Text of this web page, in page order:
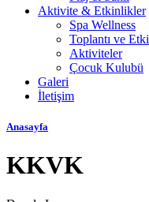
Aktivite & Etkinlikler
Spa Wellness
Toplantı ve
Aktiviteler
Çocuk Kulubü
Galeri
İletişim
Anasayfa
KKVK